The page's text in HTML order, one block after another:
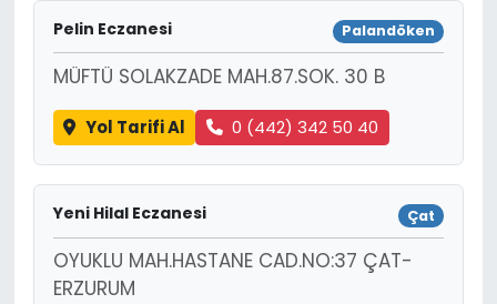
Pelin Eczanesi Palandöken
MÜFTÜ SOLAKZADE MAH.87.SOK. 30 B
Yol Tarifi Al 0 (442) 342 50 40
Yeni Hilal Eczanesi Çat
OYUKLU MAH.HASTANE CAD.NO:37 ÇAT-
ERZURUM